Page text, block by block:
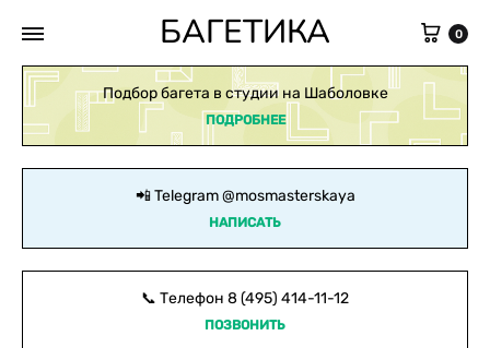
БАГЕТИКА 0
Подбор багета в студии на Шаболовке
ПОДРОБНЕЕ
📲 Telegram@mosmasterskaya
НАПИСАТЬ
📞 Телефон 8 (495) 414-11-12
ПОЗВОНИТЬ